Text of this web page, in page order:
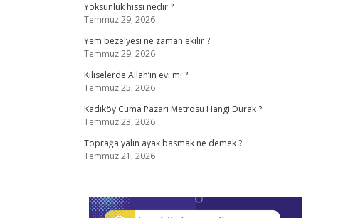
Yoksunluk hissi nedir ?
Temmuz 29, 2026
Yem bezelyesi ne zaman ekilir ?
Temmuz 29, 2026
Kiliselerde Allah’ın evi mi ?
Temmuz 25, 2026
Kadıköy Cuma Pazarı Metrosu Hangi Durak ?
Temmuz 23, 2026
Toprağa yalın ayak basmak ne demek ?
Temmuz 21, 2026